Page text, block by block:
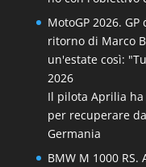
MotoGP 2026.
ritorno di Marco
un'estate così:
2026
Il pilota Aprilia ha
per recuperare
Germania
BMW M 1000